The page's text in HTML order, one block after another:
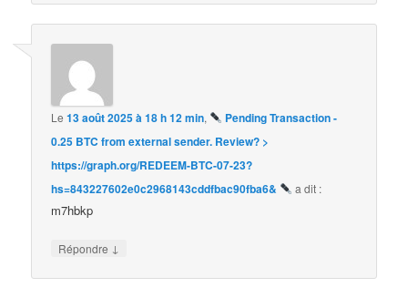
Le13 août 2025 à 18 h 12 min,
Pending Transaction -
0.25 BTC from external sender. Review? >
https://graph.org/REDEEM-BTC-07-23?
hs=843227602e0c2968143cddfbac90fba6&
a dit :
m7hbkp
Répondre ↓